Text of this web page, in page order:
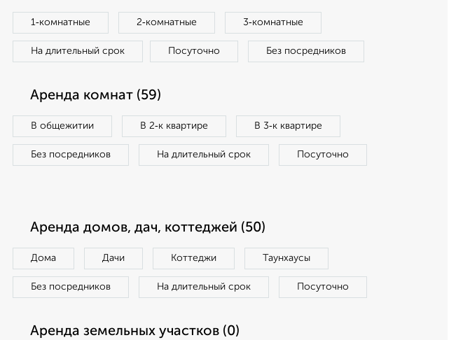
1‑комнатные 2‑комнатные 3‑комнатные
На длительный срок Посуточно Без посредников
Аренда комнат (59)
В общежитии В 2‑к квартире В 3‑к квартире
Без посредников На длительный срок Посуточно
Аренда домов, дач, коттеджей (50)
Дома Дачи Коттеджи Таунхаусы
Без посредников На длительный срок Посуточно
Аренда земельных участков (0)